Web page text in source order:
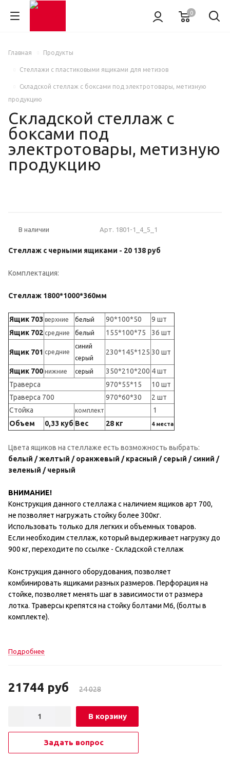
0
Главная Продукты
Стеллажи с пластиковыми ящиками для метизов
Складской стеллаж с боксами под электротовары, метизную
продукцию
Складской стеллаж с
боксами под
электротовары, метизную
продукцию
В наличии Арт. 1801-1_4_5_1
Стеллаж с черными ящиками - 20 138 руб
Комплектация:
Стеллаж 1800*1000*360мм
Ящик 703 верхние белый 90*100*50
9 шт
Ящик 702 средние белый 155*100*75 36 шт
Ящик 701 средние
синий
серый
230*145*125 30 шт
Ящик 700 нижние серый 350*210*200 4 шт
Траверса
970*55*15
10 шт
Траверса 700
970*60*30
2 шт
Стойка
комплект
1
Объем
0,33 куб Вес 28 кг 4 места
Цвета ящиков на стеллаже есть возможность выбрать:
белый / желтый / оранжевый / красный / серый / синий /
зеленый / черный
ВНИМАНИЕ!
Конструкция данного стеллажа с наличием ящиков арт 700,
не позволяет нагружать стойку более 300кг.
Использовать только для легких и объемных товаров.
Если необходим стеллаж, который выдерживает нагрузку до
900 кг, переходите по ссылке - Складской стеллаж
Конструкция данного оборудования, позволяет
комбинировать ящиками разных размеров. Перфорация на
стойке, позволяет менять шаг в зависимости от размера
лотка. Траверсы крепятся на стойку болтами М6, (болты в
комплекте).
Подробнее
21744 руб 24 028
В корзину
Задать вопрос